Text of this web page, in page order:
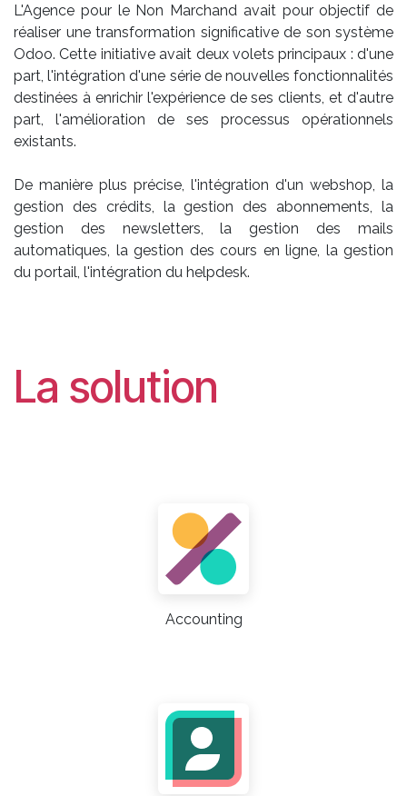
L'Agence pour le Non Marchand avait pour objectif de
réaliser une transformation significative de son système
Odoo. Cette initiative avait deux volets principaux : d'une
part, l'intégration d'une série de nouvelles fonctionnalités
destinées à enrichir l'expérience de ses clients, et d'autre
part, l'amélioration de ses processus opérationnels
existants.
De manière plus précise, l'intégration d'un webshop, la
gestion des crédits, la gestion des abonnements, la
gestion des newsletters, la gestion des mails
automatiques, la gestion des cours en ligne, la gestion
du portail, l'intégration du helpdesk.
La solution
Accounting